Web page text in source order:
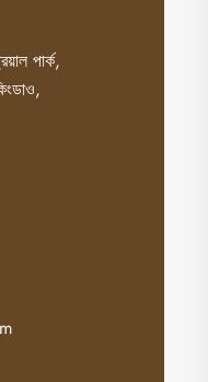
পার্ক,